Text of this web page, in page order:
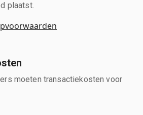
plaatst.
moeten transactiekosten voor